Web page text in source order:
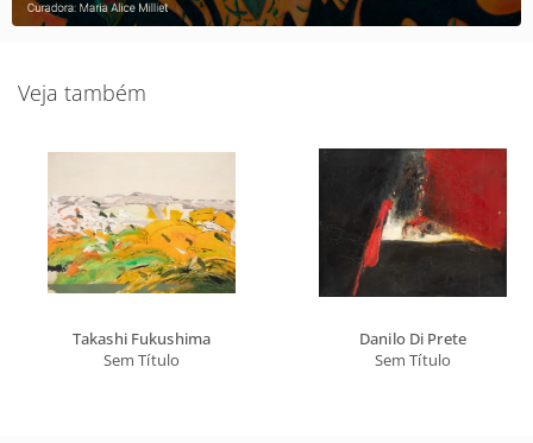
Veja também
Takashi Fukushima
Sem Título
Danilo Di Prete
Sem Título